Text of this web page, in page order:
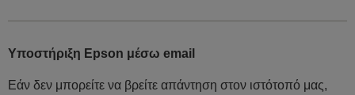
Υποστήριξη Epson μέσω email
Εάν δεν μπορείτε να βρείτε απάντηση στον ιστότοπό μας,